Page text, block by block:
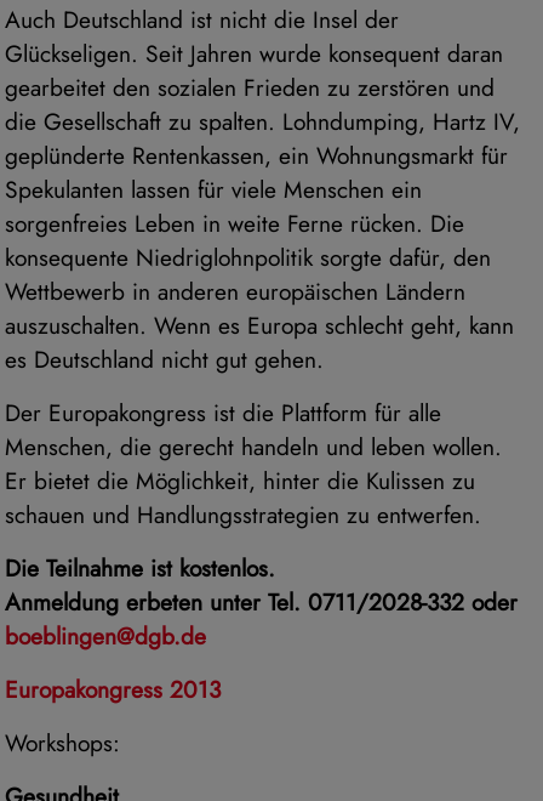
Auch Deutschland ist nicht die Insel der
Glückseligen. Seit Jahren wurde konsequent daran
gearbeitet den sozialen Frieden zu zerstören und
die Gesellschaft zu spalten. Lohndumping, Hartz IV,
geplünderte Rentenkassen, ein Wohnungsmarkt für
Spekulanten lassen für viele Menschen ein
sorgenfreies Leben in weite Ferne rücken. Die
konsequente Niedriglohnpolitik sorgte dafür, den
Wettbewerb in anderen europäischen Ländern
auszuschalten. Wenn es Europa schlecht geht, kann
es Deutschland nicht gut gehen.
Der Europakongress ist die Plattform für alle
Menschen, die gerecht handeln und leben wollen.
Er bietet die Möglichkeit, hinter die Kulissen zu
schauen und Handlungsstrategien zu entwerfen.
Die Teilnahme ist kostenlos.
Anmeldung erbeten unter Tel. 0711/2028-332 oder
boeblingen@dgb.de
Europakongress 2013
Workshops: